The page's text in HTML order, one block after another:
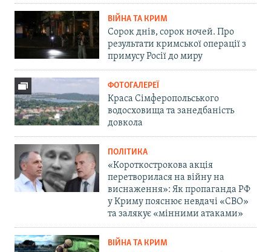
ВІЙНА ТА КРИМ
Сорок днів, сорок ночей. Про
результати кримської операції з
примусу Росії до миру
ФОТОГАЛЕРЕЇ
Краса Сімферопольського
водосховища та занедбаність
довкола
ПОЛІТИКА
«Короткострокова акція
перетворилася на війну на
виснаження»: Як пропаганда РФ
у Криму пояснює невдачі «СВО»
та залякує «мінними атаками»
ВІЙНА ТА КРИМ